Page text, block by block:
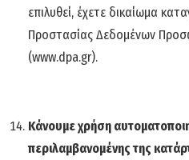
επιλυθεί, έχετε δικαίωμα
Προστασίας Δεδομένων
(www.dpa.gr).
Κάνουμε χρήση
περιλαμβανομένης της